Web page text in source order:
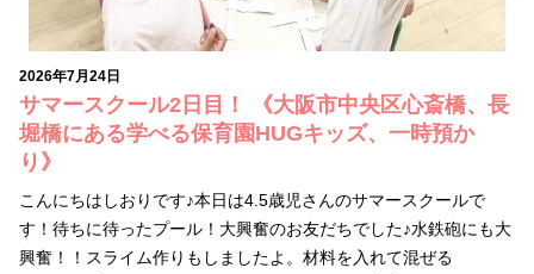
2026年7月24日
サマースクール2日目！ 《大阪市中央区心斎橋、長
堀橋にある学べる保育園HUGキッズ、一時預か
り》
こんにちはしおりです♪本日は4.5歳児さんのサマースクールで
す！待ちに待ったプール！大興奮のお友だちでした♪水鉄砲にも大
興奮！！スライム作りもしましたよ。材料を入れて混ぜる